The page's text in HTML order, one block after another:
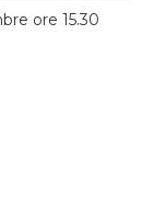
ore 15.30